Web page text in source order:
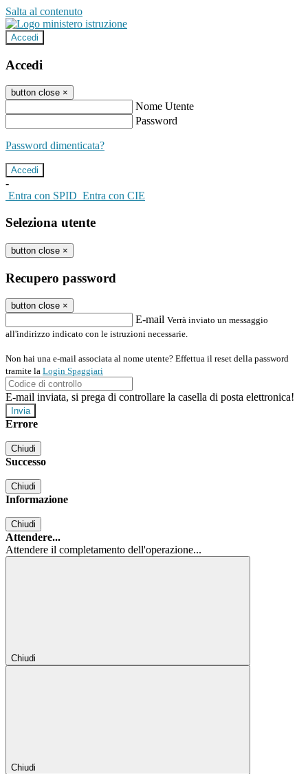
Salta al contenuto
Accedi
Accedi
button close ×
Nome Utente
Password
Password dimenticata?
-
Entra con SPID Entra con CIE
Seleziona utente
button close ×
Recupero password
button close ×
E-mail Verrà inviato un messaggio
all'indirizzo indicato con le istruzioni necessarie.
Non hai una e-mail associata al nome utente? Effettua il reset della password
tramite la Login Spaggiari
E-mail inviata, si prega di controllare la casella di posta elettronica!
Errore
Chiudi
Successo
Chiudi
Informazione
Chiudi
Attendere...
Attendere il completamento dell'operazione...
Chiudi
Chiudi